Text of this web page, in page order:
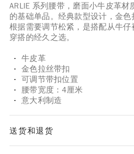
ARLIE 系列腰带，磨面小牛皮革
的基础单品。经典款型设计，金
根据需要调节松紧，是搭配从牛
穿搭的经久之选。
牛皮革
金色拉丝带扣
可调节带扣位置
腰带宽度：4厘米
意大利制造
送货和退货